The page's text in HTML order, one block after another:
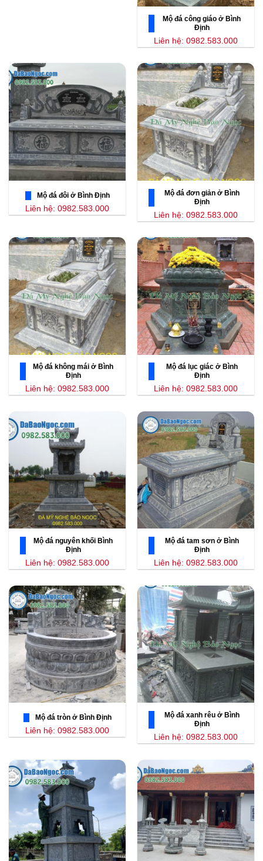
Mộ đá công giáo ở Bình
Định
Liên hệ: 0982.583.000
Mộ đá đôi ở Bình Định
Liên hệ: 0982.583.000
Mộ đá đơn giản ở Bình
Định
Liên hệ: 0982.583.000
Mộ đá không mái ở Bình
Định
Liên hệ: 0982.583.000
Mộ đá lục giác ở Bình
Định
Liên hệ: 0982.583.000
Mộ đá nguyên khối Bình
Định
Liên hệ: 0982.583.000
Mộ đá tam sơn ở Bình
Định
Liên hệ: 0982.583.000
Mộ đá tròn ở Bình Định
Liên hệ: 0982.583.000
Mộ đá xanh rêu ở Bình
Định
Liên hệ: 0982.583.000